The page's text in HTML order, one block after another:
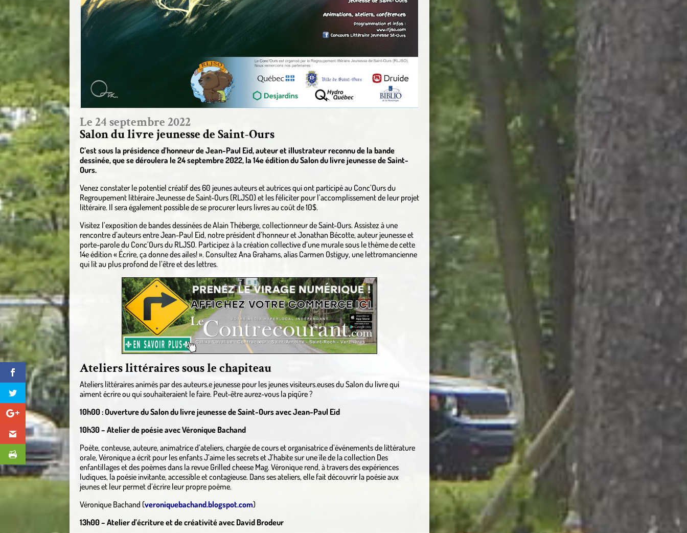
Le 24 septembre 2022
Salon du livre jeunesse de Saint-Ours
C’est sous la présidence d’honneur de Jean-Paul Eid, auteur et illustrateur reconnu de la bande
dessinée, que se déroulera le 24 septembre 2022, la 14e édition du Salon du livre jeunesse de Saint-
Ours.
Venez constater le potentiel créatif des 60 jeunes auteurs et autrices qui ont participé au Conc’Ours du
Regroupement littéraire Jeunesse de Saint-Ours (RLJSO) et les féliciter pour l’accomplissement de leur projet
littéraire. Il sera également possible de se procurer leurs livres au coût de 10$.
Visitez l’exposition de bandes dessinées de Alain Théberge, collectionneur de Saint-Ours. Assistez à une
rencontre d’auteurs entre Jean-Paul Eid, notre président d’honneur et Jonathan Bécotte, auteur jeunesse et
porte-parole du Conc’Ours du RLJSO. Participez à la création collective d’une murale sous le thème de cette
14e édition « Écrire, ça donne des ailes! ». Consultez Ana Grahams, alias Carmen Ostiguy, une lettromancienne
qui lit au plus profond de l’être et des lettres.
Ateliers littéraires sous le chapiteau
Ateliers littéraires animés par des auteurs.e jeunesse pour les jeunes visiteurs.euses du Salon du livre qui
aiment écrire ou qui souhaiteraient le faire. Peut-être aurez-vous la piqûre ?
10h00 : Ouverture du Salon du livre jeunesse de Saint-Ours avec Jean-Paul Eid
10h30 – Atelier de poésie avec Véronique Bachand
Poète, conteuse, auteure, animatrice d’ateliers, chargée de cours et organisatrice d’événements de littérature
orale, Véronique a écrit pour les enfants J’aime les secrets et J’habite sur une île de la collection Des
enfantillages et des poèmes dans la revue Grilled cheese Mag. Véronique rend, à travers des expériences
ludiques, la poésie invitante, accessible et contagieuse. Dans ses ateliers, elle fait découvrir la poésie aux
jeunes et leur permet d’écrire leur propre poème.
Véronique Bachand (veroniquebachand.blogspot.com)
13h00 – Atelier d’écriture et de créativité avec David Brodeur